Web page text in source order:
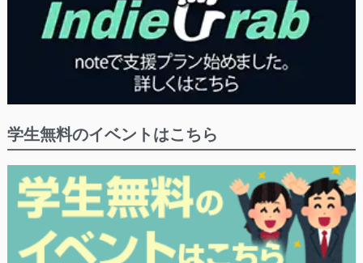
学生無料のイベントはこちら